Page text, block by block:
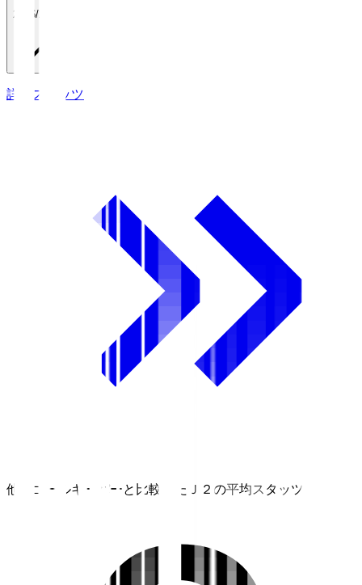
2026/27
詳細スタッツ
他のゴールキーパーと比較したＪ２の平均スタッツ